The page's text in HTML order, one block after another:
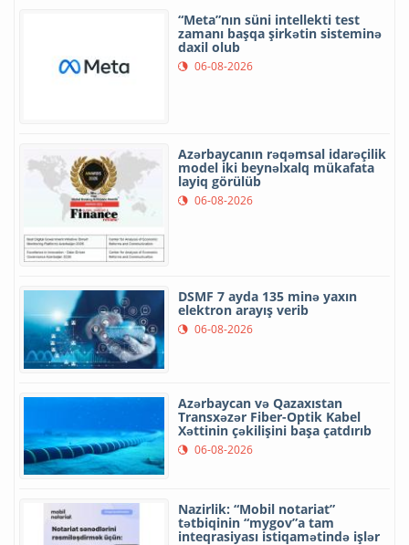
“Meta”nın süni intellekti test
zamanı başqa şirkətin sisteminə
daxil olub
06-08-2026
Azərbaycanın rəqəmsal idarəçilik
model iki beynəlxalq mükafata
layiq görülüb
06-08-2026
DSMF 7 ayda 135 minə yaxın
elektron arayış verib
06-08-2026
Azərbaycan və Qazaxıstan
Transxəzər Fiber-Optik Kabel
Xəttinin çəkilişini başa çatdırıb
06-08-2026
Nazirlik: “Mobil notariat”
tətbiqinin “mygov”a tam
inteqrasiyası istiqamətində işlər